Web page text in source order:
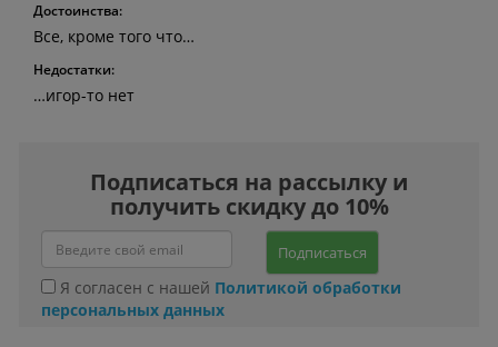
Достоинства:
Все, кроме того что…
Недостатки:
…игор-то нет
Подписаться на рассылку и
получить скидку до 10%
Подписаться
Я согласен с нашей Политикой обработки
персональных данных